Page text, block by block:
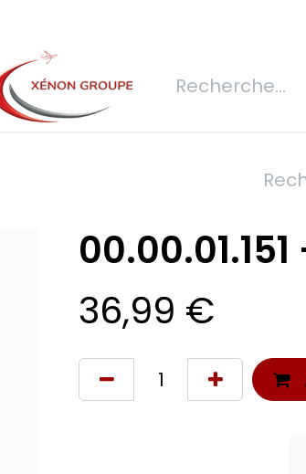
Demande de devis Connexion Réfection
36,99 €